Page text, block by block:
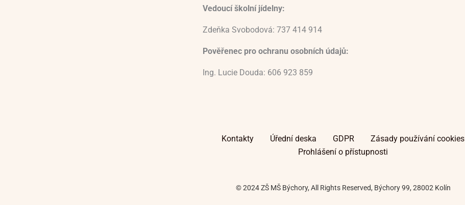
Vedoucí školní jídelny:
Zdeňka Svobodová: 737 414 914
Pověřenec pro ochranu osobních údajů:
Ing. Lucie Douda: 606 923 859
Kontakty Úřední deska GDPR
Zásady používání cookies
Prohlášení o přístupnosti
© 2024 ZŠ MŠ Býchory, All Rights Reserved, Býchory 99, 28002 Kolín